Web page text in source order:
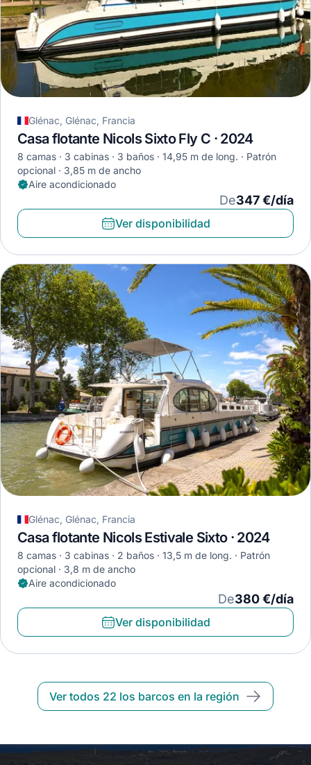
Glénac, Glénac, Francia
Casa flotante Nicols Sixto Fly C · 2024
8 camas 3 cabinas 3 baños 14,95 m de long.
Patrón
opcional
3,85 m de ancho
Aire acondicionado
De347 €/día
Ver disponibilidad
Glénac, Glénac, Francia
Casa flotante Nicols Estivale Sixto · 2024
8 camas 3 cabinas 2 baños 13,5 m de long.
Patrón
opcional
3,8 m de ancho
Aire acondicionado
De380 €/día
Ver disponibilidad
Ver todos 22 los barcos en la región